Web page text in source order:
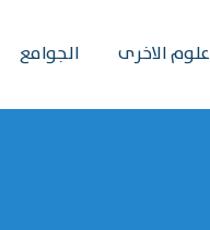
علوم الاخرى الجوامع